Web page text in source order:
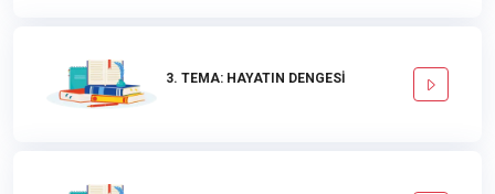
3. TEMA: HAYATIN DENGESİ